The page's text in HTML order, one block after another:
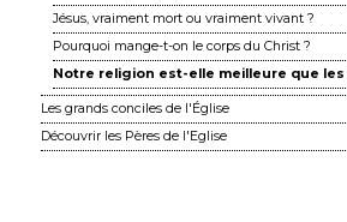
Jésus, vraiment mort ou vraiment vivant ?
Pourquoi mange-t-on le corps du Christ ?
Notre religion est-elle meilleure que les
Les grands conciles de l'Église
Découvrir les Pères de l'Eglise